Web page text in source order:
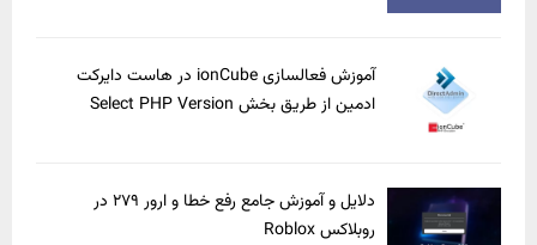
آموزش فعالسازی ionCube در هاست دایرکت
ادمین از طریق بخش Select PHP Version
دلایل و آموزش جامع رفع خطا و ارور ۲۷۹ در
روبلاکس Roblox